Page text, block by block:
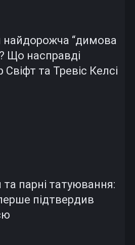
найдорожча “димова
Що насправді
та Тревіс Келсі
парні татуювання:
підтвердив